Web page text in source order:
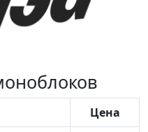
Цена